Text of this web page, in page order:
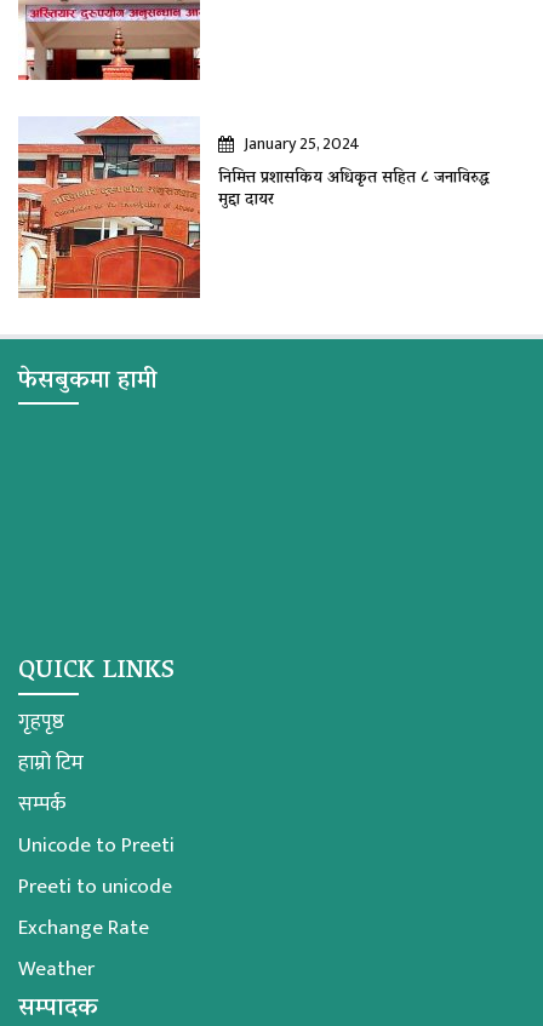
January 25, 2024
निमित्त प्रशासकिय अधिकृत सहित ८ जनाविरुद्ध
मुद्दा दायर
फेसबुकमा हामी
QUICK LINKS
गृहपृष्ठ
हाम्रो टिम
सम्पर्क
Unicode to Preeti
Preeti to unicode
Exchange Rate
Weather
सम्पादक